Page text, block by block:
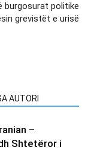
burgosurat politike
grevistët e urisë
AUTORI
–
Shtetëror i